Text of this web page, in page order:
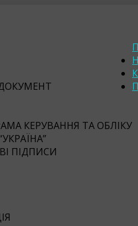
КЕРУВАННЯ ТА ОБЛІКУ
ПІДПИСИ